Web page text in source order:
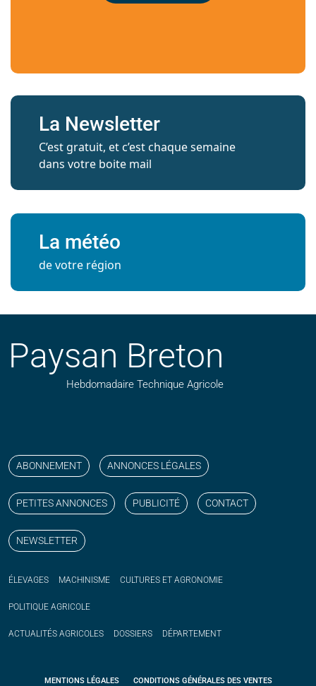
La Newsletter
C’est gratuit, et c’est chaque semaine
dans votre boite mail
La météo
de votre région
Paysan Breton
Hebdomadaire Technique Agricole
ABONNEMENT ANNONCES LÉGALES
PETITES ANNONCES PUBLICITÉ CONTACT
NEWSLETTER
ÉLEVAGES MACHINISME CULTURES ET AGRONOMIE
POLITIQUE AGRICOLE
ACTUALITÉS AGRICOLES DOSSIERS DÉPARTEMENT
MENTIONS LÉGALES
CONDITIONS GÉNÉRALES DES VENTES